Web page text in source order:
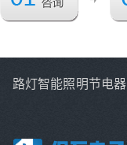
路灯智能照明节电器